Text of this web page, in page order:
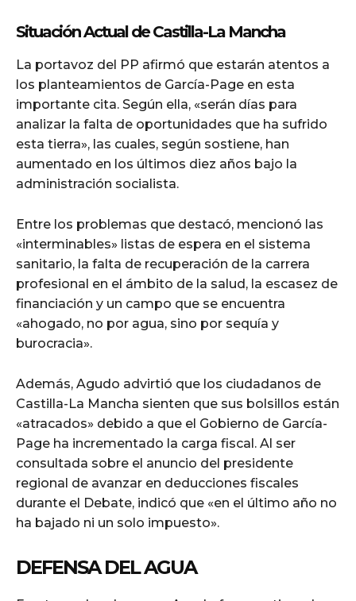
Situación Actual de Castilla-La Mancha
La portavoz del PP afirmó que estarán atentos a
los planteamientos de García-Page en esta
importante cita. Según ella, «serán días para
analizar la falta de oportunidades que ha sufrido
esta tierra», las cuales, según sostiene, han
aumentado en los últimos diez años bajo la
administración socialista.
Entre los problemas que destacó, mencionó las
«interminables» listas de espera en el sistema
sanitario, la falta de recuperación de la carrera
profesional en el ámbito de la salud, la escasez de
financiación y un campo que se encuentra
«ahogado, no por agua, sino por sequía y
burocracia».
Además, Agudo advirtió que los ciudadanos de
Castilla-La Mancha sienten que sus bolsillos están
«atracados» debido a que el Gobierno de García-
Page ha incrementado la carga fiscal. Al ser
consultada sobre el anuncio del presidente
regional de avanzar en deducciones fiscales
durante el Debate, indicó que «en el último año no
ha bajado ni un solo impuesto».
DEFENSA DEL AGUA